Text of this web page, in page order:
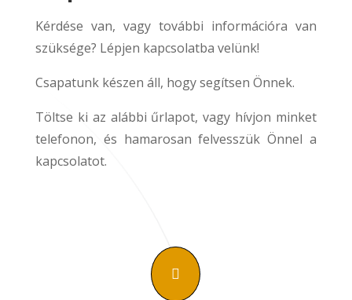
Kérdése van, vagy további információra van
szüksége? Lépjen kapcsolatba velünk!
Csapatunk készen áll, hogy segítsen Önnek.
Töltse ki az alábbi űrlapot, vagy hívjon minket
telefonon, és hamarosan felvesszük Önnel a
kapcsolatot.
